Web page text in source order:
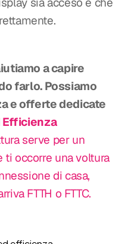
a capire
farlo. Possiamo
e offerte dedicate
Efficienza
serve per un
ti occorre una voltura
di casa,
FTTH o FTTC.